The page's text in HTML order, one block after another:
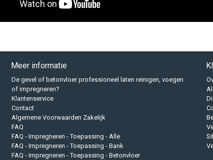
Meer informatie
De gevel of betonvloer professioneel laten reinigen, voegen
of impregneren?
Klantenservice
Contact
Algemene Voorwaarden Zakelijk
FAQ
FAQ - Impregneren - Toepassing - Alle
FAQ - Impregneren - Toepassing - Bank
FAQ - Impregneren - Toepassing - Betonvloer